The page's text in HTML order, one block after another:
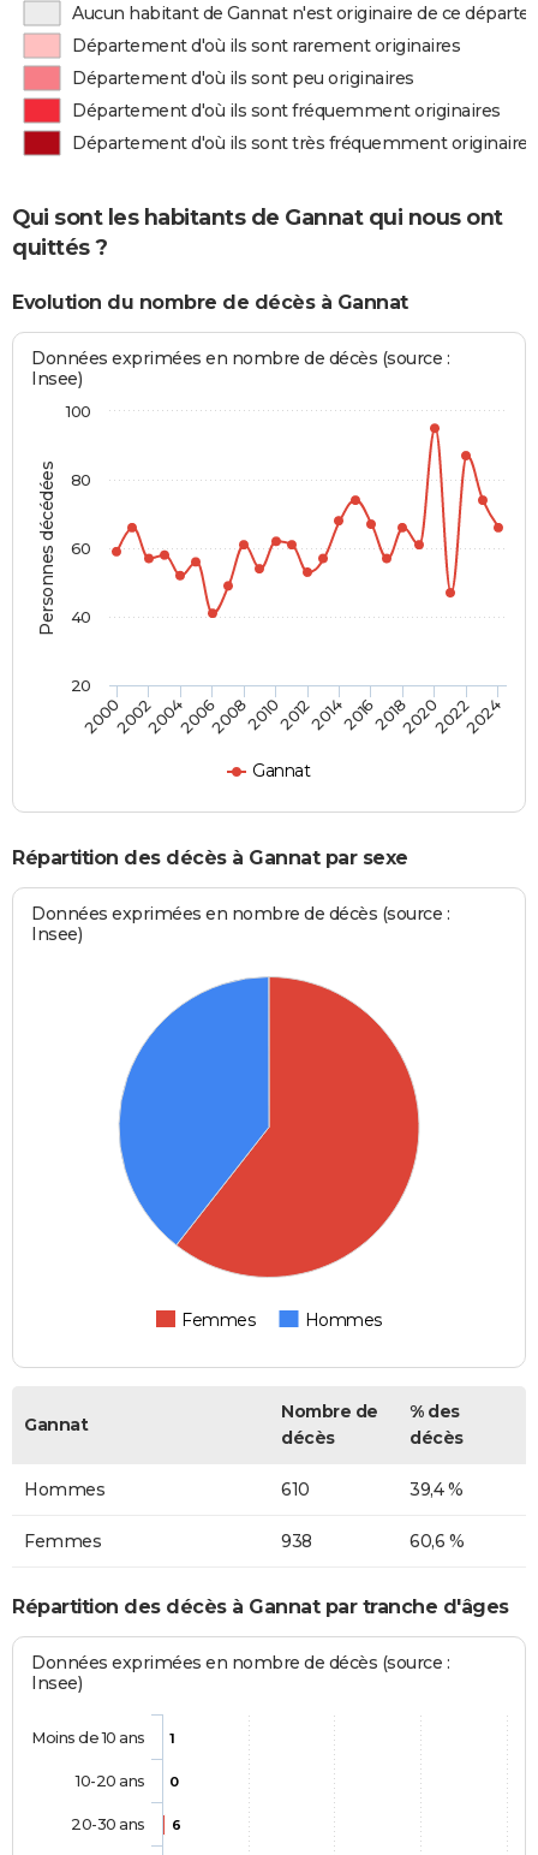
Aucun habitant de Gannat n'est originaire de ce
Département d'où ils sont rarement originaires
Département d'où ils sont peu originaires
Département d'où ils sont fréquemment originaires
Département d'où ils sont très fréquemment originaires
Qui sont les habitants de Gannat qui nous ont
quittés ?
Evolution du nombre de décès à Gannat
Personnes décédées
Données exprimées en nombre de décès (source :
Insee)
Gannat
2000200220042006200820102012201420162018202020222024
20
40
60
80
100
Répartition des décès à Gannat par sexe
Données exprimées en nombre de décès (source :
Insee)
Femmes Hommes
Gannat
Nombre de
décès
% des
décès
Hommes 610 39,4 %
Femmes 938 60,6 %
Répartition des décès à Gannat par tranche d'âges
Données exprimées en nombre de décès (source :
Insee)
1
0
6
Moins de 10 ans
10-20 ans
20-30 ans